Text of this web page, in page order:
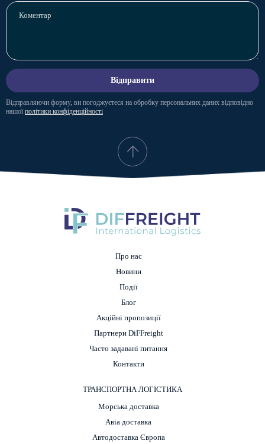
Відправити
Відправляючи форму, ви погоджуєтеся на обробку персональних даних відповідно
нашоїполітики конфіденційності
Про нас
Новини
Події
Блог
Акційні пропозиції
Партнери DiFFreight
Часто задавані питання
Контакти
ТРАНСПОРТНА ЛОГІСТИКА
Морська доставка
Авіа доставка
Автодоставка Європа